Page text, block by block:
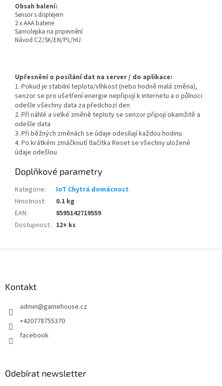
Obsah balení:
Sensor s displejem
2 x AAA baterie
Samolepka na pripevnění
Návod CZ/SK/EN/PL/HU
Upřesnění o posílání dat na server / do aplikace:
1. Pokud je stabilní teplota/vlhkost (nebo hodně malá změna),
senzor se pro ušetření energie nepřipojí k internetu a o půlnoci
odešle všechny data za předchozí den
2. Při náhlé a velké změně teploty se senzor připojí okamžitě a
odešle data
3. Při běžných změnách se údaje odesílají každou hodinu
4. Po krátkém zmáčknutí tlačítka Reset se všechny uložené
údaje odešlou
Doplňkové parametry
Kategorie:
IoT Chytrá domácnost
Hmotnost:
0.1 kg
EAN:
8595142719559
Dostupnost: 12+ ks
Kontakt
admin@gamehouse.cz
+420778755370
facebook
Odebírat newsletter